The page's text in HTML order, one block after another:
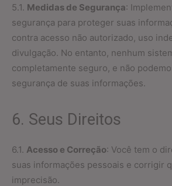
5.1. Medidas de Segurança:
segurança para proteger suas
contra acesso não autorizado, uso
divulgação. No entanto, nenhum
completamente seguro, e não
segurança de suas informações.
6. Seus Direitos
6.1. Acesso e Correção: Você tem o
suas informações pessoais e corrigir
imprecisão.